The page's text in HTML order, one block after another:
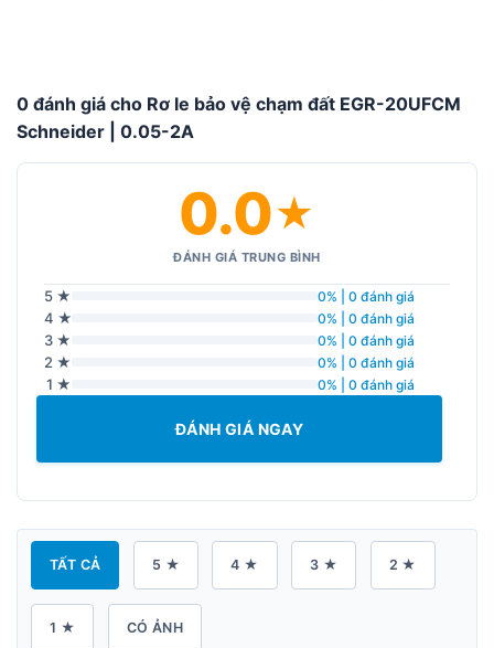
0 đánh giá cho Rơ le bảo vệ chạm đất EGR-20UFCM
Schneider | 0.05-2A
0.0★
ĐÁNH GIÁ TRUNG BÌNH
5 ★ 0% | 0 đánh giá
4 ★ 0% | 0 đánh giá
3 ★ 0% | 0 đánh giá
2 ★ 0% | 0 đánh giá
1 ★ 0% | 0 đánh giá
ĐÁNH GIÁ NGAY
TẤT CẢ 5 ★ 4 ★ 3 ★ 2 ★
1 ★ CÓ ẢNH